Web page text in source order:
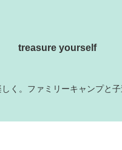
treasure yourself
く。ファミリーキャンプと